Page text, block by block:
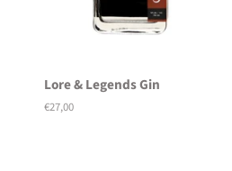
Lore & Legends Gin
Normaler
€27,00